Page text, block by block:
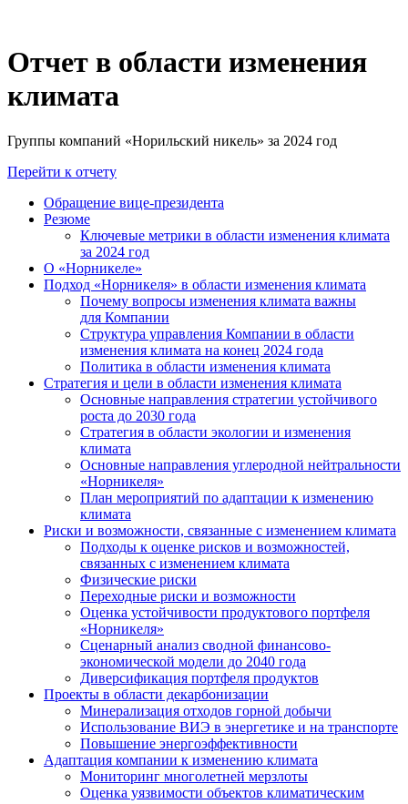
Отчет в области изменения
климата
Группы компаний «Норильский никель» за 2024 год
Перейти к отчету
Обращение вице-президента
Резюме
Ключевые метрики в области изменения климата
за 2024 год
О «Норникеле»
Подход «Норникеля» в области изменения климата
Почему вопросы изменения климата важны
для Компании
Структура управления Компании в области
изменения климата на конец 2024 года
Политика в области изменения климата
Стратегия и цели в области изменения климата
Основные направления стратегии устойчивого
роста до 2030 года
Стратегия в области экологии и изменения
климата
Основные направления углеродной нейтральности
«Норникеля»
План мероприятий по адаптации к изменению
климата
Риски и возможности, связанные с изменением климата
Подходы к оценке рисков и возможностей,
связанных с изменением климата
Физические риски
Переходные риски и возможности
Оценка устойчивости продуктового портфеля
«Норникеля»
Сценарный анализ сводной финансово-
экономической модели до 2040 года
Диверсификация портфеля продуктов
Проекты в области декарбонизации
Минерализация отходов горной добычи
Использование ВИЭ в энергетике и на транспорте
Повышение энергоэффективности
Адаптация компании к изменению климата
Мониторинг многолетней мерзлоты
Оценка уязвимости объектов климатическим